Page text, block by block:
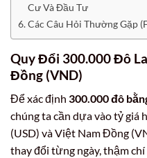
Cư Và Đầu Tư
Các Câu Hỏi Thường Gặp
Quy Đổi 300.000 Đô
Đồng (VND)
Để xác định 300.000 đô
chúng ta cần dựa vào tỷ giá
(USD) và Việt Nam Đồng
thay đổi từng ngày, thậm